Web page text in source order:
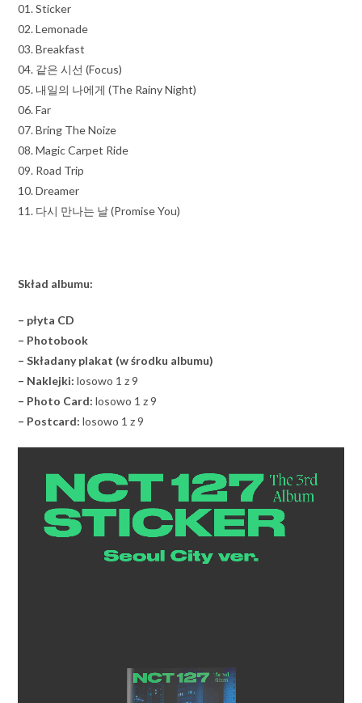
01. Sticker
02. Lemonade
03. Breakfast
04. 같은 시선 (Focus)
05. 내일의 나에게 (The Rainy Night)
06. Far
07. Bring The Noize
08. Magic Carpet Ride
09. Road Trip
10. Dreamer
11. 다시 만나는 날 (Promise You)
Skład albumu:
– płyta CD
– Photobook
– Składany plakat (w środku albumu)
– Naklejki: losowo 1 z 9
– Photo Card:losowo 1 z 9
– Postcard:losowo 1 z 9